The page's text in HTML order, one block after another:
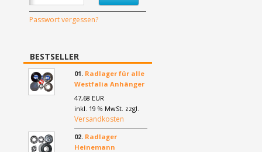
Passwort vergessen?
BESTSELLER
01. Radlager für alle
Westfalia Anhänger
47,68 EUR
inkl. 19 % MwSt. zzgl.
Versandkosten
02. Radlager
Heinemann